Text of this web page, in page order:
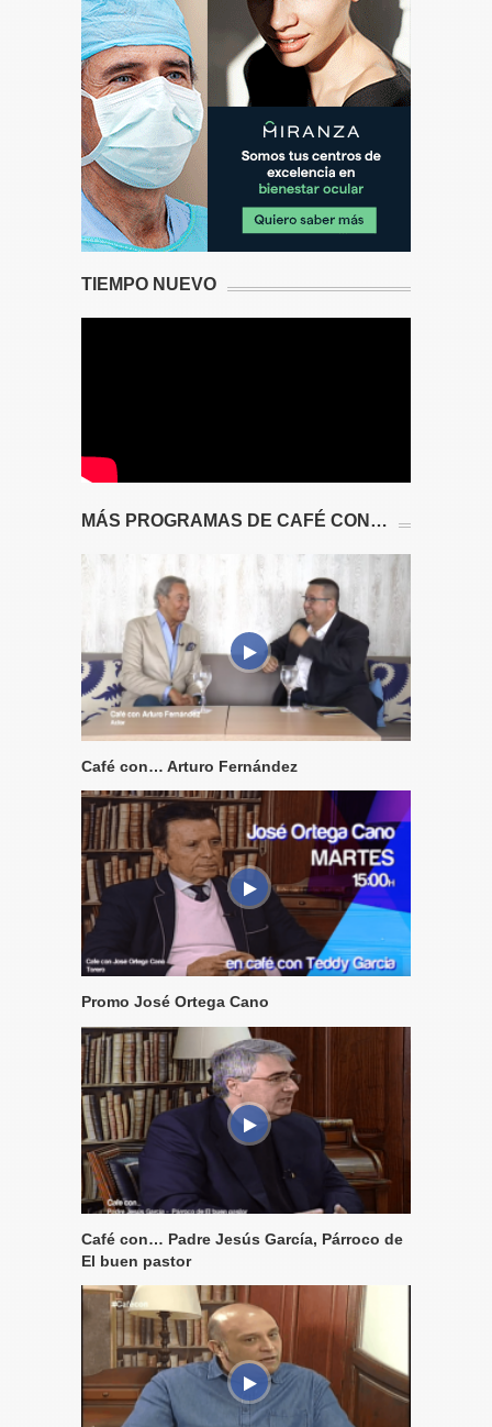
TIEMPO NUEVO
MÁS PROGRAMAS DE CAFÉ CON…
Café con… Arturo Fernández
Promo José Ortega Cano
Café con… Padre Jesús García, Párroco de
El buen pastor